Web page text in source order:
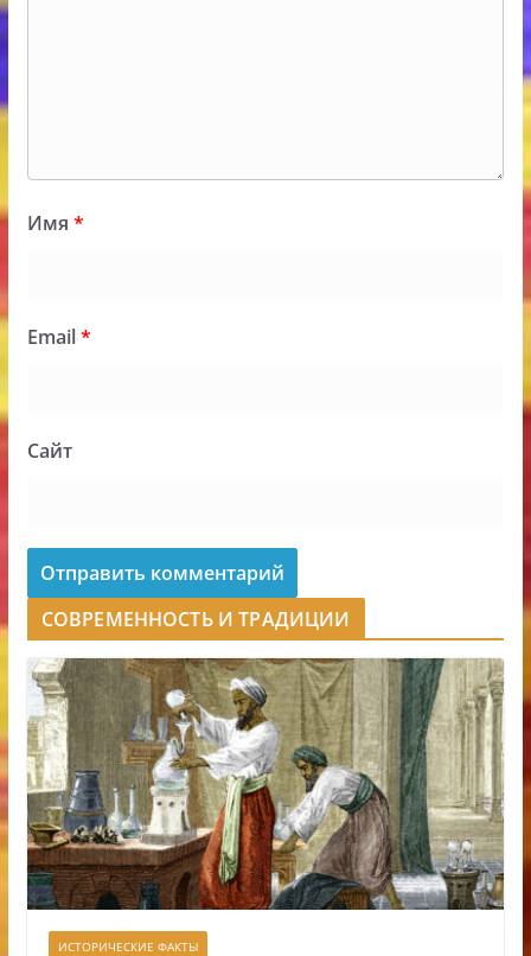
Имя *
Email*
Сайт
СОВРЕМЕННОСТЬ И ТРАДИЦИИ
ИСТОРИЧЕСКИЕ ФАКТЫ